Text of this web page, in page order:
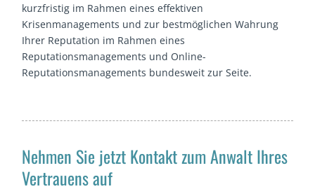
kurzfristig im Rahmen eines effektiven
Krisenmanagements und zur bestmöglichen Wahrung
Ihrer Reputation im Rahmen eines
Reputationsmanagements und Online-
Reputationsmanagements bundesweit zur Seite.
Nehmen Sie jetzt Kontakt zum Anwalt Ihres
Vertrauens auf